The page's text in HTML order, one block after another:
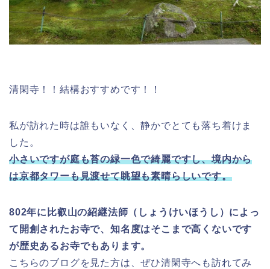
清閑寺！！結構おすすめです！！
私が訪れた時は誰もいなく、静かでとても落ち着けま
した。
小さいですが庭も苔の緑一色で綺麗ですし、境内から
は京都タワーも見渡せて眺望も素晴らしいです。
802年に比叡山の紹継法師（しょうけいほうし）によっ
て開創されたお寺で、知名度はそこまで高くないです
が歴史あるお寺でもあります。
こちらのブログを見た方は、ぜひ清閑寺へも訪れてみ